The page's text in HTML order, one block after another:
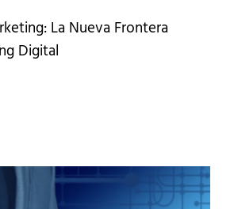
La Nueva Frontera
Digital